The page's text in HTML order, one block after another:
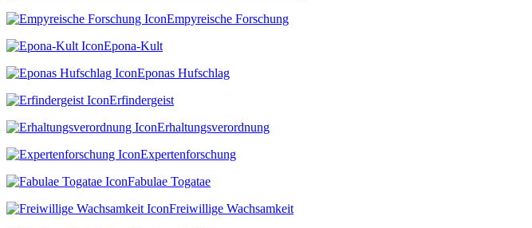
Empyreische Forschung
Epona-Kult
Eponas Hufschlag
Erfindergeist
Erhaltungsverordnung
Expertenforschung
Fabulae Togatae
Freiwillige Wachsamkeit